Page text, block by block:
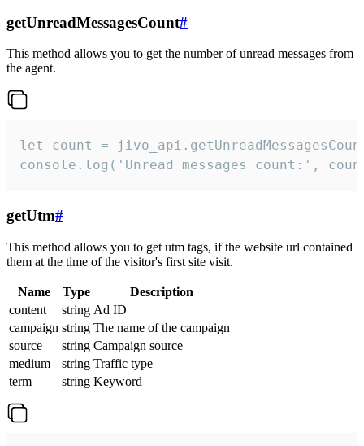
getUnreadMessagesCount#
This method allows you to get the number of unread messages from
the agent.
let count =
console.log('Unread messages count:',
getUtm#
This method allows you to get utm tags, if the website url contained
them at the time of the visitor's first site visit.
Name Type
Description
content
string Ad ID
campaign string The name of the campaign
source
string Campaign source
medium
string Traffic type
term
string Keyword